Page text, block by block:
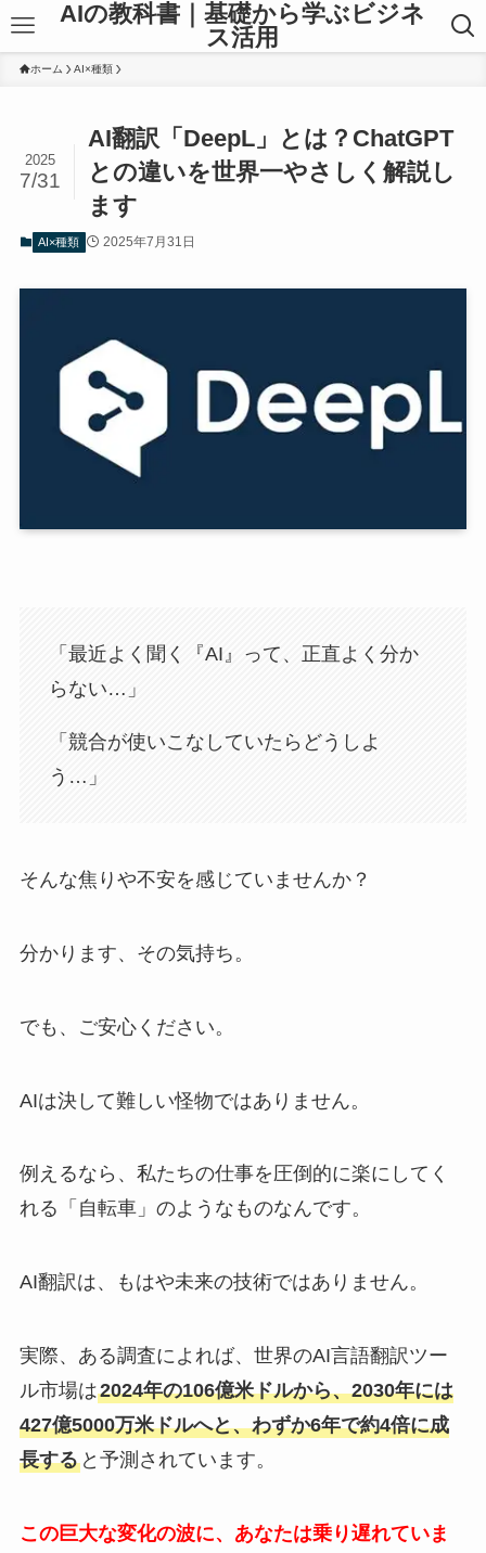
AIの教科書｜基礎から学ぶビジネ
ス活用
ホーム AI×種類
AI翻訳「DeepL」とは？ChatGPT
との違いを世界一やさしく解説し
ます
2025
7/31
AI×種類 2025年7月31日
「最近よく聞く『AI』って、正直よく分か
らない…」
「競合が使いこなしていたらどうしよ
う…」
そんな焦りや不安を感じていませんか？
分かります、その気持ち。
でも、ご安心ください。
AIは決して難しい怪物ではありません。
例えるなら、私たちの仕事を圧倒的に楽にしてく
れる「自転車」のようなものなんです。
AI翻訳は、もはや未来の技術ではありません。
実際、ある調査によれば、世界のAI言語翻訳ツー
ル市場は2024年の106億米ドルから、2030年には
427億5000万米ドルへと、わずか6年で約4倍に成
長すると予測されています。
この巨大な変化の波に、あなたは乗り遅れていま